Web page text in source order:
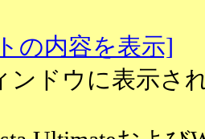
の内容を表示]
ンドウに表示さ